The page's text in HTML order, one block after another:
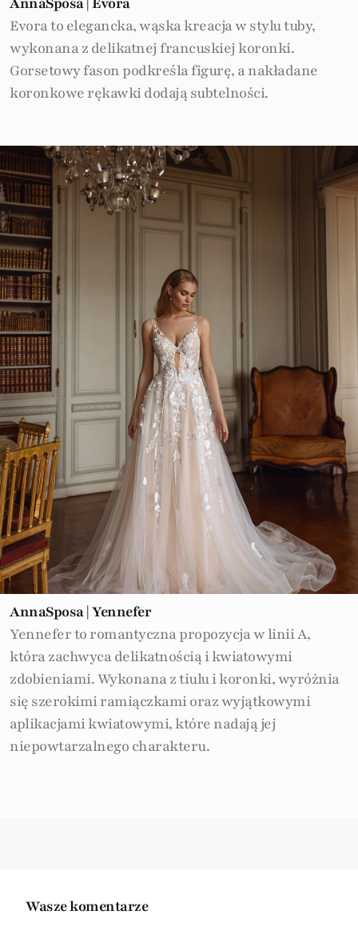
Evora to elegancka, wąska kreacja w stylu tuby,
wykonana z delikatnej francuskiej koronki.
Gorsetowy fason podkreśla figurę, a nakładane
koronkowe rękawki dodają subtelności.
AnnaSposa | Yennefer
Yennefer to romantyczna propozycja w linii A,
która zachwyca delikatnością i kwiatowymi
zdobieniami. Wykonana z tiulu i koronki, wyróżnia
się szerokimi ramiączkami oraz wyjątkowymi
aplikacjami kwiatowymi, które nadają jej
niepowtarzalnego charakteru.
Wasze komentarze